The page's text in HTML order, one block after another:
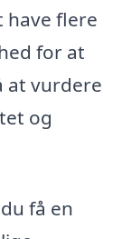
have flere
for at
at vurdere
og
få en